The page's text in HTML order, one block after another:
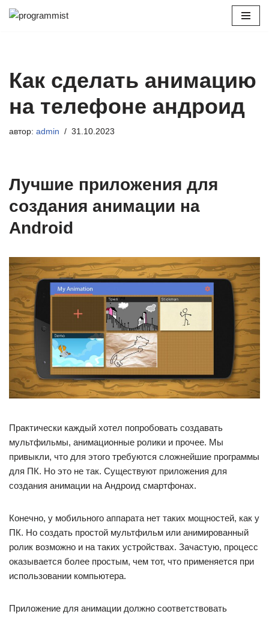
Как сделать анимацию
на телефоне андроид
автор: admin 31.10.2023
Лучшие приложения для
создания анимации на
Android
Практически каждый хотел попробовать создавать
мультфильмы, анимационные ролики и прочее. Мы
привыкли, что для этого требуются сложнейшие программы
для ПК. Но это не так. Существуют приложения для
создания анимации на Андроид смартфонах.
Конечно, у мобильного аппарата нет таких мощностей, как у
ПК. Но создать простой мультфильм или анимированный
ролик возможно и на таких устройствах. Зачастую, процесс
оказывается более простым, чем тот, что применяется при
использовании компьютера.
Приложение для анимации должно соответствовать